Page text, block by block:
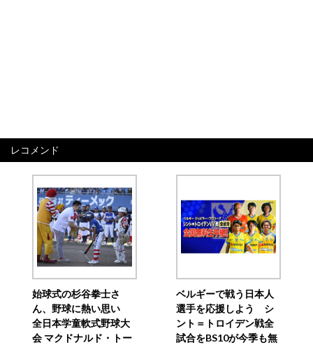
レコメンド
始球式の杉谷拳士さ
ん、野球に熱い思い
全日本学童軟式野球大
会 マクドナルド・トー
ベルギーで戦う日本人
選手を応援しよう シ
ント＝トロイデン戦全
試合をBS10が今季も無